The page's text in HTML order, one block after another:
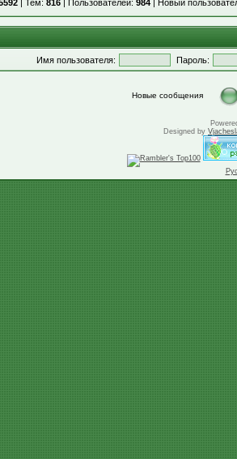
| Тем: 816 | Пользователей: 984 | Новый
Имя пользователя: Пароль:
Новые сообщения
Designed by